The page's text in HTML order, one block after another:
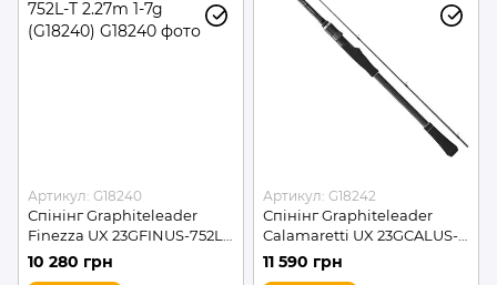
Артикул: G18240
Спінінг Graphiteleader
Finezza UX 23GFINUS-752L-
T 2.27m 1-7g (G18240)
10 280 грн
Артикул: G18242
Спінінг Graphiteleader
Calamaretti UX 23GCALUS-
7102M 2.39m 2.5-4.5EGI
(G18242)
11 590 грн